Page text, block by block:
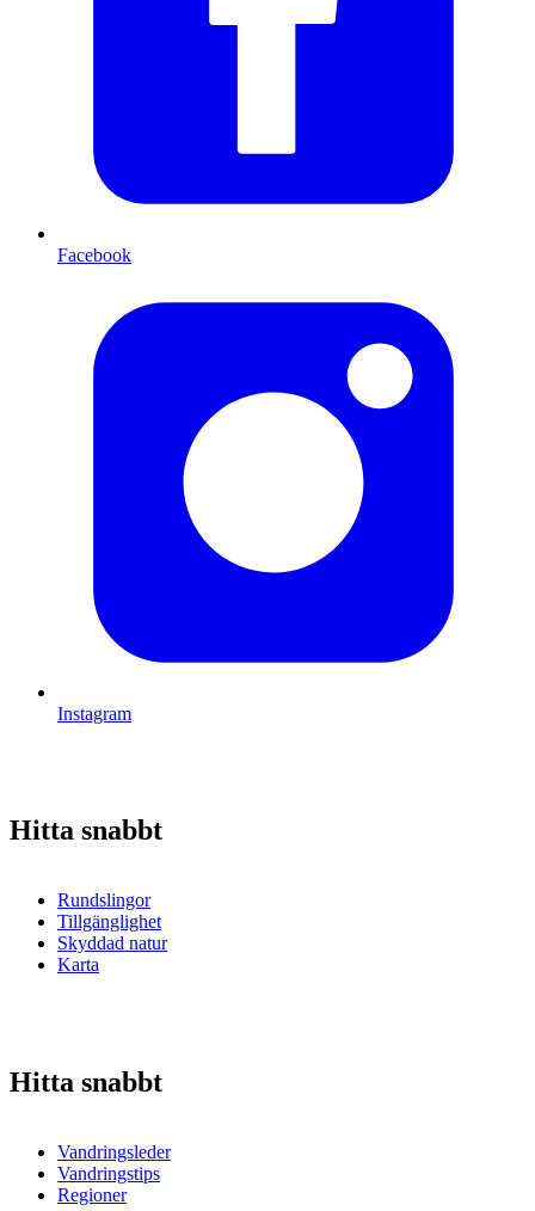
Facebook
Instagram
Hitta snabbt
Rundslingor
Tillgänglighet
Skyddad natur
Karta
Hitta snabbt
Vandringsleder
Vandringstips
Regioner